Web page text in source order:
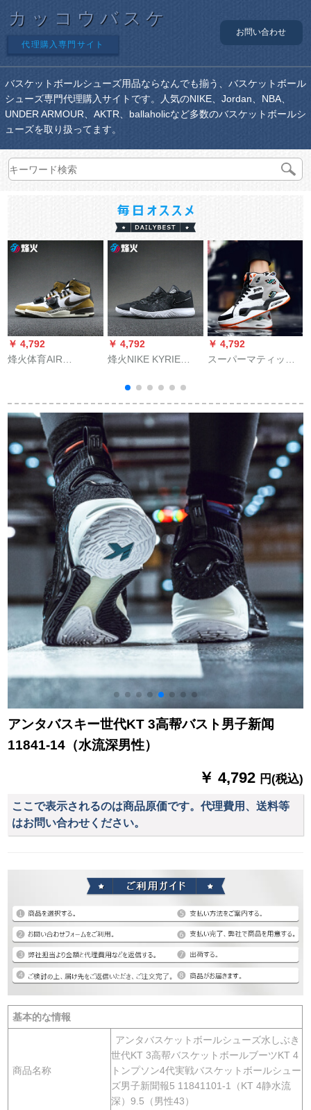
カッコウバスケ
代理購入専門サイト
お問い合わせ
バスケットボールシューズ用品ならなんでも揃う、バスケットボール
シューズ専門代理購入サイトです。人気のNIKE、Jordan、NBA、
UNDER ARMOUR、AKTR、ballaholicなど多数のバスケットボールシ
ューズを取り扱ってます。
￥ 4,792
烽火体育AIR
AV3922 601 AV3922-
102煙台WQY 2倉現
￥ 4,792
烽火NIKE KYRIE
1935 009 011 102 AJ
1935-001煙台QY 2倉
￥ 4,792
スーパーマティック
リングスカー5连名新
品11男靴3オシリー禁
断穿15女鞋哈登6
Jems 16 970白オー
アンタバスキー世代KT 3高帮バスト男子新闻
11841-14（水流深男性）
￥ 4,792 円(税込)
ここで表示されるのは商品原価です。代理費用、送料等
はお問い合わせください。
基本的な情報
商品名称
アンタバスケットボールシューズ水しぶき
世代KT 3高帮バスケットボールブーツKT 4
トンプソン4代実戦バスケットボールシュー
ズ男子新聞報5 11841101-1（KT 4静水流
深）9.5（男性43）